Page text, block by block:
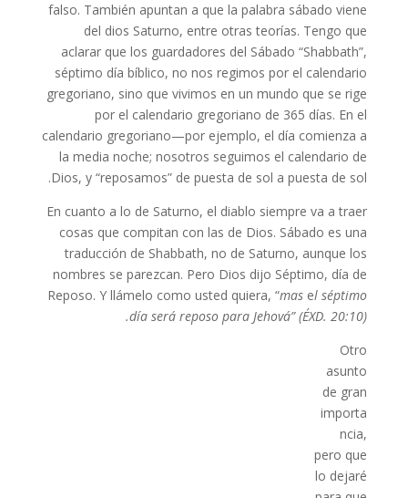
falso. También apuntan a que la palabra sábado viene
del dios Saturno, entre otras teorías. Tengo que
aclarar que los guardadores del Sábado “Shabbath”,
séptimo día bíblico, no nos regimos por el calendario
gregoriano, sino que vivimos en un mundo que se rige
por el calendario gregoriano de 365 días. En el
calendario gregoriano—por ejemplo, el día comienza a
la media noche; nosotros seguimos el calendario de
Dios, y “reposamos” de puesta de sol a puesta de sol.
En cuanto a lo de Saturno, el diablo siempre va a traer
cosas que compitan con las de Dios. Sábado es una
traducción de Shabbath, no de Saturno, aunque los
nombres se parezcan. Pero Dios dijo Séptimo, día de
Reposo. Y llámelo como usted quiera, “mas el séptimo
día será reposo para Jehová” (ÉXD. 20:10).
Otro
asunto
de gran
importa
ncia,
pero que
lo dejaré